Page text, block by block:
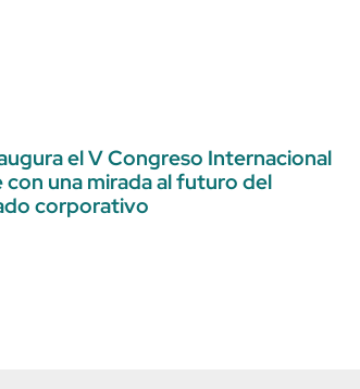
el V Congreso Internacional
una mirada al futuro del
corporativo